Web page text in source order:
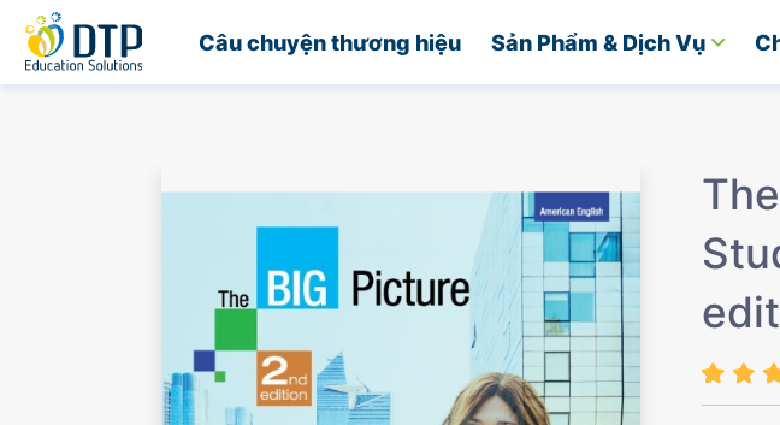
Câu chuyện thương hiệu Sản Phẩm & Dịch Vụ
Trang chủ